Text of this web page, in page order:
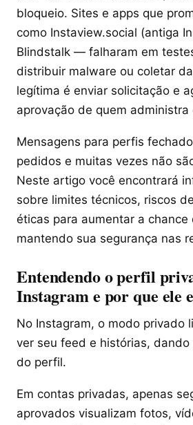
bloqueio. Sites e apps que
como Instaview.social (antiga
Blindstalk — falharam em
distribuir malware ou coletar
legítima é enviar solicitação e
aprovação de quem administra
Mensagens para perfis
pedidos e muitas vezes não
Neste artigo você encontrará
sobre limites técnicos, riscos
éticas para aumentar a chance
mantendo sua segurança nas
Entendendo o perfil
Instagram e por que ele
No Instagram, o modo privado
ver seu feed e histórias,
do perfil.
Em contas privadas, apenas
aprovados visualizam fotos,